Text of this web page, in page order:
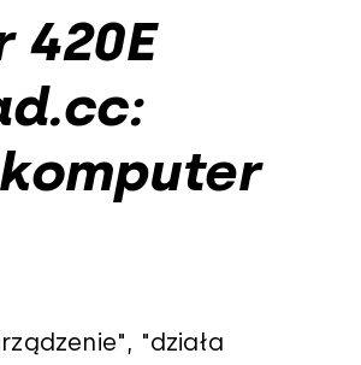
420E
"działa